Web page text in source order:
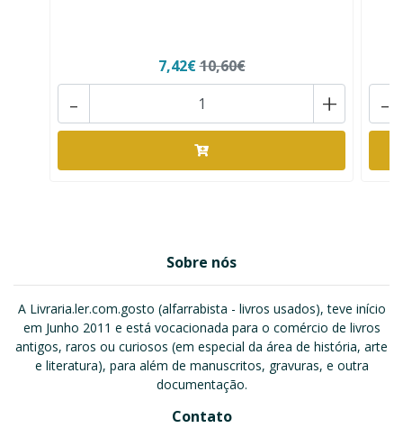
7,42€10,60€
+
- -
Sobre nós
A Livraria.ler.com.gosto (alfarrabista - livros usados), teve início
em Junho 2011 e está vocacionada para o comércio de livros
antigos, raros ou curiosos (em especial da área de história, arte
e literatura), para além de manuscritos, gravuras, e outra
documentação.
Contato